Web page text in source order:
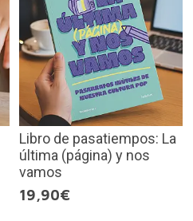
Libro de pasatiempos: La
última (página) y nos
vamos
19,90€